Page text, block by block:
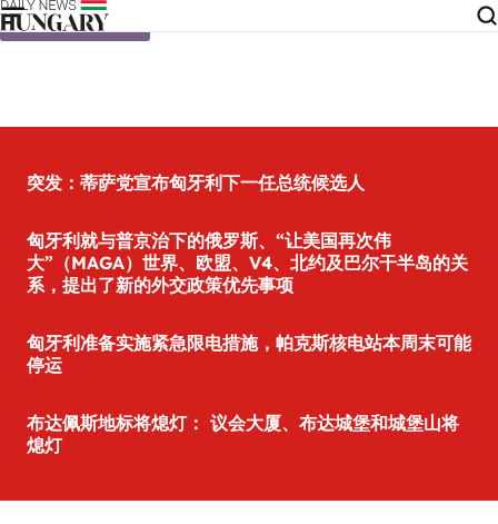
Skip to content
突发：蒂萨党宣布匈牙利下一任总统候选人
匈牙利就与普京治下的俄罗斯、“让美国再次伟
大”（MAGA）世界、欧盟、V4、北约及巴尔干半岛的关
系，提出了新的外交政策优先事项
匈牙利准备实施紧急限电措施，帕克斯核电站本周末可能
停运
布达佩斯地标将熄灯： 议会大厦、布达城堡和城堡山将
熄灯